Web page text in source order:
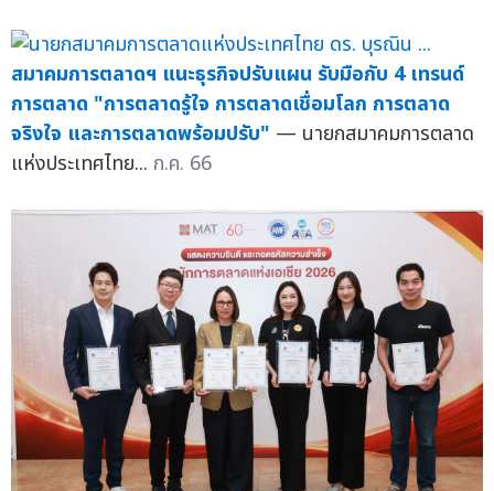
สมาคมการตลาดฯ แนะธุรกิจปรับแผน รับมือกับ 4 เทรนด์
การตลาด "การตลาดรู้ใจ การตลาดเชื่อมโลก การตลาด
จริงใจ และการตลาดพร้อมปรับ" — นายกสมาคมการตลาด
แห่งประเทศไทย... ก.ค. 66